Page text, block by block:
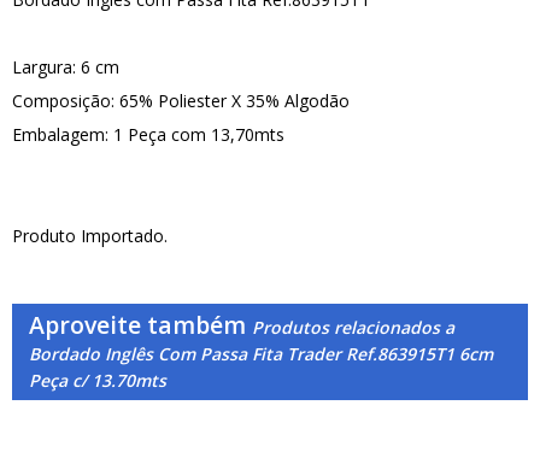
Largura: 6 cm
Composição: 65% Poliester X 35% Algodão
Embalagem: 1 Peça com 13,70mts
Produto Importado.
Aproveite também Produtos relacionados a
Bordado Inglês Com Passa Fita Trader Ref.863915T1 6cm
Peça c/ 13.70mts